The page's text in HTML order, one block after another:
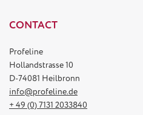
CONTACT
Profeline
Hollandstrasse 10
D-74081 Heilbronn
info@profeline.de
+ 49 (0) 7131 2033840